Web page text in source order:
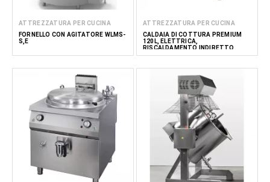
ATTREZZATURA PER CUCINA
FORNELLO CON AGITATORE WLMS-
S,E
ATTREZZATURA PER CUCINA
CALDAIA DI COTTURA PREMIUM
120L, ELETTRICA,
RISCALDAMENTO INDIRETTO